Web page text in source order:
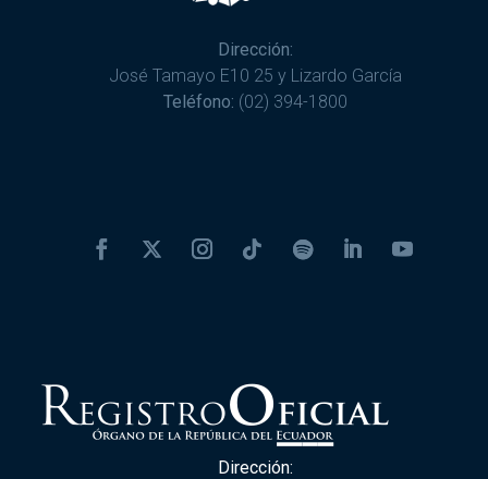
Dirección:
José Tamayo E10 25 y Lizardo García
Teléfono: (02) 394-1800
Dirección: